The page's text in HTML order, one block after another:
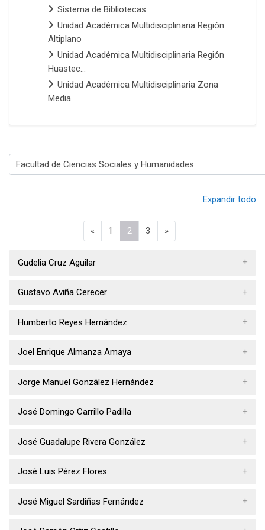
Categorías
Expandir todo
«Página anterior
1 Página 1
2Página 2
3 Página 3
»Página siguiente
Gudelia Cruz Aguilar
Gustavo Aviña Cerecer
Humberto Reyes Hernández
Joel Enrique Almanza Amaya
Jorge Manuel González Hernández
José Domingo Carrillo Padilla
José Guadalupe Rivera González
José Luis Pérez Flores
José Miguel Sardiñas Fernández
Sistema de Bibliotecas
Unidad Académica Multidisciplinaria Región
Altiplano
Unidad Académica Multidisciplinaria Región
Huastec...
Unidad Académica Multidisciplinaria Zona
Media